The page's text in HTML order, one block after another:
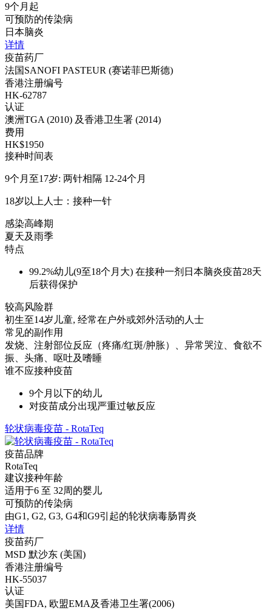
9个月起
可预防的传染病
日本脑炎
详情
疫苗药厂
法国SANOFI PASTEUR (赛诺菲巴斯德)
香港注册编号
HK-62787
认证
澳洲TGA (2010) 及香港卫生署 (2014)
费用
HK$1950
接种时间表
9个月至17岁: 两针相隔 12-24个月
18岁以上人士：接种一针
感染高峰期
夏天及雨季
特点
99.2%幼儿(9至18个月大) 在接种一剂日本脑炎疫苗28天
后获得保护
较高风险群
初生至14岁儿童, 经常在户外或郊外活动的人士
常见的副作用
发烧、注射部位反应（疼痛/红斑/肿胀）、异常哭泣、食欲不
振、头痛、呕吐及嗜睡
谁不应接种疫苗
9个月以下的幼儿
对疫苗成分出现严重过敏反应
轮状病毒疫苗 - RotaTeq
疫苗品牌
RotaTeq
建议接种年龄
适用于6 至 32周的婴儿
可预防的传染病
由G1, G2, G3, G4和G9引起的轮状病毒肠胃炎
详情
疫苗药厂
MSD 默沙东 (美国)
香港注册编号
HK-55037
认证
美国FDA, 欧盟EMA及香港卫生署(2006)